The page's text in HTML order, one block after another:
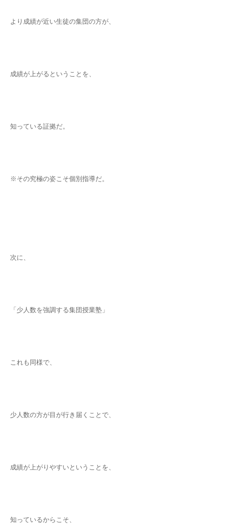
より成績が近い生徒の集団の方が、
成績が上がるということを、
知っている証拠だ。
※その究極の姿こそ個別指導だ。
次に、
「少人数を強調する集団授業塾」
これも同様で、
少人数の方が目が行き届くことで、
成績が上がりやすいということを、
知っているからこそ、